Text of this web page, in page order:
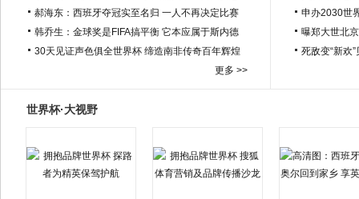
郝海东：西班牙夺冠实至名归 一人不再决定比赛
韩乔生：金球奖是FIFA搞平衡 它本应属于斯内德
30天见证声色俱全世界杯 缔造南非传奇百年辉煌
更多 >>
申办2030世
曝郑大世北
死敌变“新欢
世界杯·大视野